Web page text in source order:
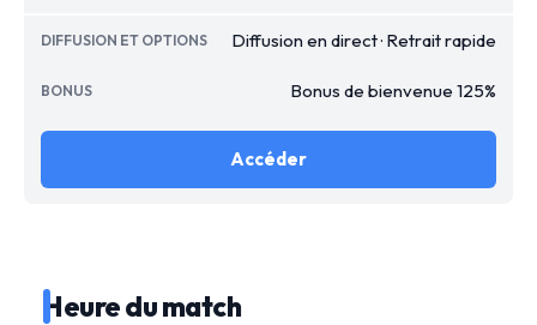
Diffusion en direct · Retrait rapide
Bonus de bienvenue 125%
Accéder
Heure du match